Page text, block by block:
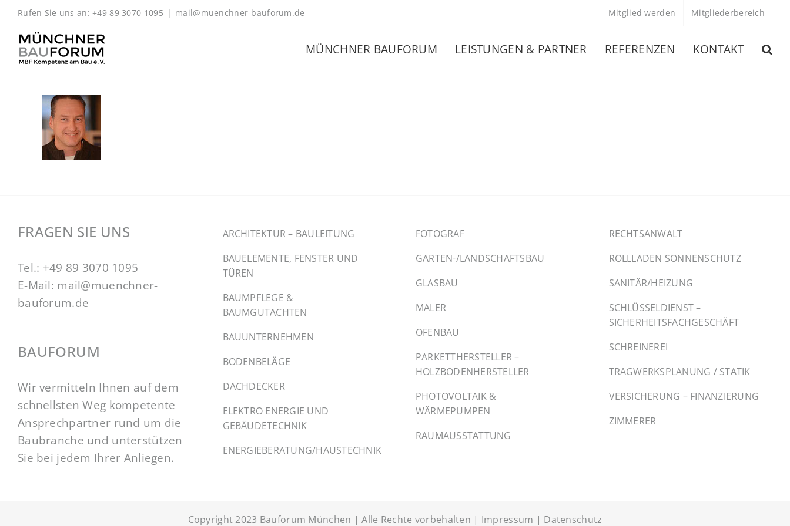
Zum
springen
Rufen Sie uns an: +49 89 3070 1095 | mail@muenchner-bauforum.de Mitglied werden Mitgliederbereich
MÜNCHNER BAUFORUM LEISTUNGEN & PARTNER REFERENZEN KONTAKT
FRAGEN SIE UNS
Tel.: +49 89 3070 1095
E-Mail: mail@muenchner-
bauforum.de
BAUFORUM
Wir vermitteln Ihnen auf dem
schnellsten Weg kompetente
Ansprechpartner rund um die
Baubranche und unterstützen
Sie bei jedem Ihrer Anliegen.
ARCHITEKTUR – BAULEITUNG
BAUELEMENTE, FENSTER UND
TÜREN
BAUMPFLEGE &
BAUMGUTACHTEN
BAUUNTERNEHMEN
BODENBELÄGE
DACHDECKER
ELEKTRO ENERGIE UND
GEBÄUDETECHNIK
ENERGIEBERATUNG/HAUSTECHNIK
FOTOGRAF
GARTEN-/LANDSCHAFTSBAU
GLASBAU
MALER
OFENBAU
PARKETTHERSTELLER –
HOLZBODENHERSTELLER
PHOTOVOLTAIK &
WÄRMEPUMPEN
RAUMAUSSTATTUNG
RECHTSANWALT
ROLLLADEN SONNENSCHUTZ
SANITÄR/HEIZUNG
SCHLÜSSELDIENST –
SICHERHEITSFACHGESCHÄFT
SCHREINEREI
TRAGWERKSPLANUNG / STATIK
VERSICHERUNG – FINANZIERUNG
ZIMMERER
Copyright 2023 Bauforum München | Alle Rechte vorbehalten | Impressum | Datenschutz